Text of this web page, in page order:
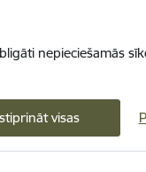
nepieciešamās
visas